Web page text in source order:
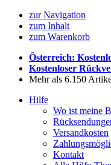
zur Navigation
zum Inhalt
zum Warenkorb
Österreich:
Kostenloser
Mehr als 6.150
Hilfe
Wo ist meine
Versandkosten
Kontakt